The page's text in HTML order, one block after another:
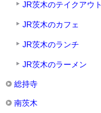
JR茨木のテイクアウト
JR茨木のカフェ
JR茨木のランチ
JR茨木のラーメン
総持寺
南茨木